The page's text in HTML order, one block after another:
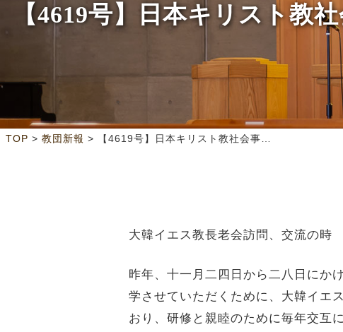
【4619号】日本キリスト
TOP > 教団新報 > 【4619号】日本キリスト教社会事業同盟 韓国の教会の社会福祉への取り組みを見学して
大韓イエス教長老会訪問、交流の時
昨年、十一月二四日から二八日にか
学させていただくために、大韓イエ
おり、研修と親睦のために毎年交互